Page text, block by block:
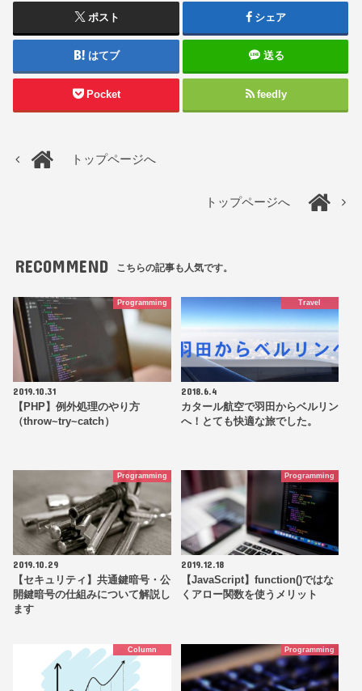
ポスト シェア
はてブ 送る
Pocket feedly
トップページへ
トップページへ
RECOMMEND こちらの記事も人気です。
Programming
2019.10.31
【PHP】例外処理のやり方
（throw~try~catch）
Travel
2018.6.4
カタール航空で羽田からベルリン
へ！とても快適な旅でした。
Programming
2019.10.29
【セキュリティ】共通鍵暗号・公
開鍵暗号の仕組みについて解説し
ます
Programming
2019.12.18
【JavaScript】function()ではな
くアロー関数を使うメリット
Column Programming